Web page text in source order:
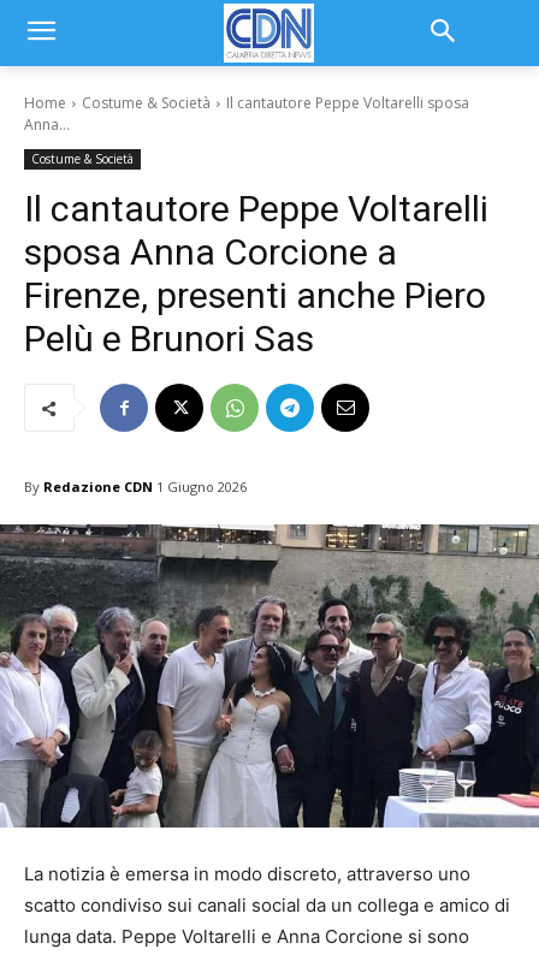
Home Costume & Società
Il cantautore Peppe Voltarelli sposa
Anna...
Costume & Società
Il cantautore Peppe Voltarelli
sposa Anna Corcione a
Firenze, presenti anche Piero
Pelù e Brunori Sas
By Redazione CDN 1 Giugno 2026
La notizia è emersa in modo discreto, attraverso uno
scatto condiviso sui canali social da un collega e amico di
lunga data. Peppe Voltarelli e Anna Corcione si sono